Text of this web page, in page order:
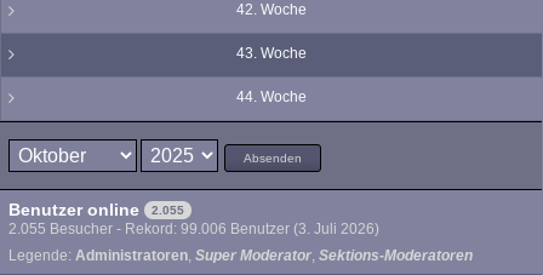
42. Woche
43. Woche
44. Woche
Absenden
Benutzer online 2.055
2.055 Besucher - Rekord: 99.006 Benutzer (3. Juli 2026)
Legende: Administratoren Super Moderator Sektions-Moderatoren